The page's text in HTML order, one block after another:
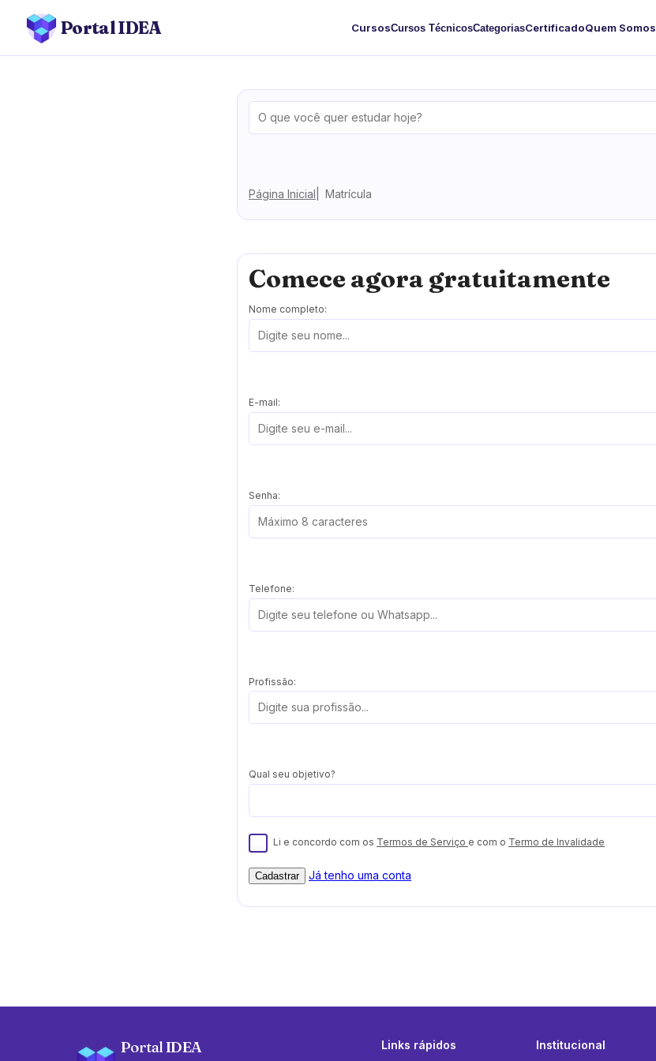
Portal IDEA CursosCursos TécnicosCategoriasCertificadoQuem Somos
Página Inicial Matrícula
Comece agora gratuitamente
Nome completo:
E-mail:
Senha:
Telefone:
Profissão:
Qual seu objetivo?
Li e concordo com os Termos de Serviço e com o Termo de Invalidade
Cadastrar Já tenho uma conta
Portal IDEA Links rápidos Institucional